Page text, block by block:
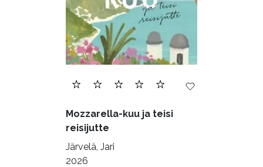
Mozzarella-kuu ja teisi
reisijutte
Järvelä, Jari
2026